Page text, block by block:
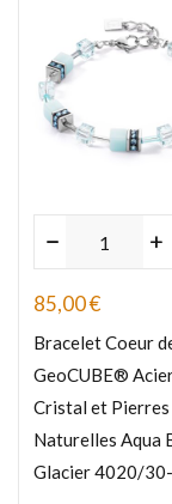
85,00€
Bracelet Coeur
GeoCUBE®
Cristal et Pierres
Naturelles Aqua
Glacier 4020/